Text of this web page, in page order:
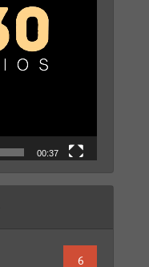
00:37
6